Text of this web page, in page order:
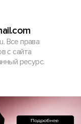
Все права
с сайта
ресурс.